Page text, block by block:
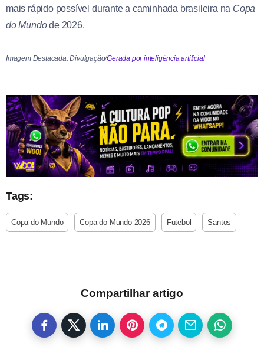
mais rápido possível durante a caminhada brasileira na Copa
do Mundode 2026.
Imagem Destacada: Divulgação/Gerada por inteligência artificial
Tags:
Copa do Mundo Copa do Mundo 2026 Futebol Santos
Compartilhar artigo